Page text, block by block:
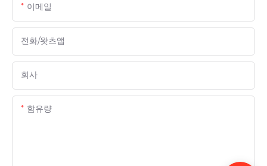
이메일
전화/왓츠앱
회사
함유량